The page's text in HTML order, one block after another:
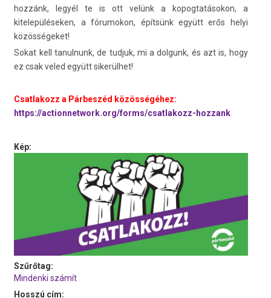
hozzánk, legyél te is ott velünk a kopogtatásokon, a
kitelepüléseken, a fórumokon, építsünk együtt erős helyi
közösségeket!
Sokat kell tanulnunk, de tudjuk, mi a dolgunk, és azt is, hogy
ez csak veled együtt sikerülhet!
Csatlakozz a Párbeszéd közösségéhez:
https://actionnetwork.org/forms/csatlakozz-hozzank
Kép:
Szűrőtag:
Mindenki számít
Hosszú cím: